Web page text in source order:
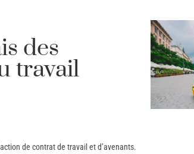
des
travail
de contrat de travail et d’avenants.